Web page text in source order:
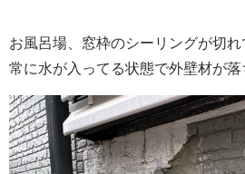
お風呂場、窓枠のシーリングが切れ
常に水が入ってる状態で外壁材が落